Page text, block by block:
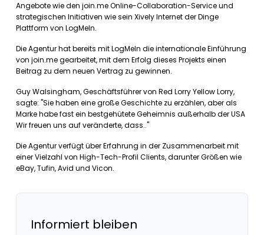
Angebote wie den join.me Online-Collaboration-Service und
strategischen Initiativen wie sein Xively Internet der Dinge
Plattform von LogMeIn.
Die Agentur hat bereits mit LogMeIn die internationale Einführung
von join.me gearbeitet, mit dem Erfolg dieses Projekts einen
Beitrag zu dem neuen Vertrag zu gewinnen.
Guy Walsingham, Geschäftsführer von Red Lorry Yellow Lorry,
sagte: "Sie haben eine große Geschichte zu erzählen, aber als
Marke habe fast ein bestgehütete Geheimnis außerhalb der USA
Wir freuen uns auf veränderte, dass.."
Die Agentur verfügt über Erfahrung in der Zusammenarbeit mit
einer Vielzahl von High-Tech-Profil Clients, darunter Größen wie
eBay, Tufin, Avid und Vicon.
Informiert bleiben